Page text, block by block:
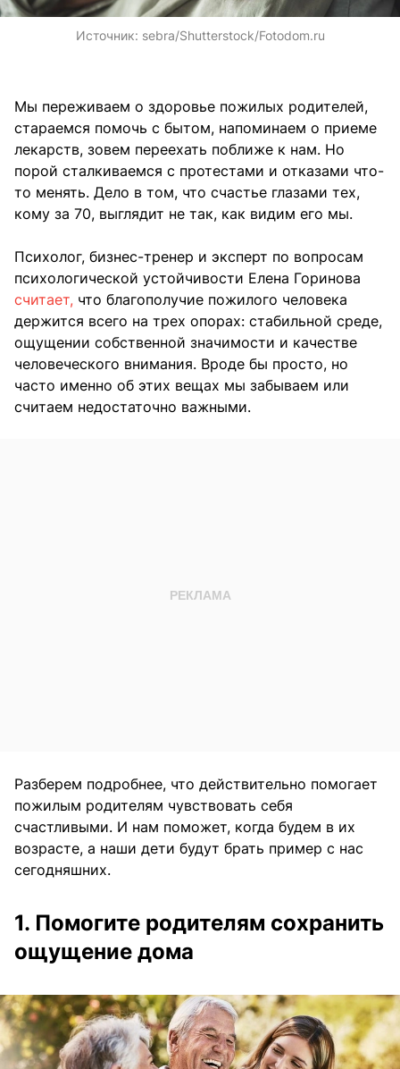
Источник: sebra/Shutterstock/Fotodom.ru
Мы переживаем о здоровье пожилых родителей,
стараемся помочь с бытом, напоминаем о приеме
лекарств, зовем переехать поближе к нам. Но
порой сталкиваемся с протестами и отказами что-
то менять. Дело в том, что счастье глазами тех,
кому за 70, выглядит не так, как видим его мы.
Психолог, бизнес-тренер и эксперт по вопросам
психологической устойчивости Елена Горинова
считает, что благополучие пожилого человека
держится всего на трех опорах: стабильной среде,
ощущении собственной значимости и качестве
человеческого внимания. Вроде бы просто, но
часто именно об этих вещах мы забываем или
считаем недостаточно важными.
Разберем подробнее, что действительно помогает
пожилым родителям чувствовать себя
счастливыми. И нам поможет, когда будем в их
возрасте, а наши дети будут брать пример с нас
сегодняшних.
1. Помогите родителям сохранить
ощущение дома